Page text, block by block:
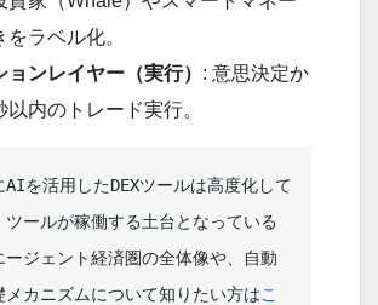
をラベル化。
ョンレイヤー（実行） : 意思決定か
以内のトレード実行。
AIを活用したDEXツールは高度化して
ツールが稼働する土台となっている
ージェント経済圏の全体像や、自動
メカニズムについて知りたい方はこ